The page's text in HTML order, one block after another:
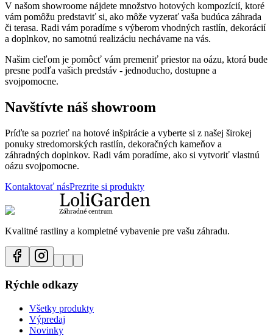
V našom showroome nájdete množstvo hotových kompozícií, ktoré
vám pomôžu predstaviť si, ako môže vyzerať vaša budúca záhrada
či terasa. Radi vám poradíme s výberom vhodných rastlín, dekorácií
a doplnkov, no samotnú realizáciu nechávame na vás.
Našim cieľom je pomôcť vám premeniť priestor na oázu, ktorá bude
presne podľa vašich predstáv - jednoducho, dostupne a
svojpomocne.
Navštívte náš showroom
Príďte sa pozrieť na hotové inšpirácie a vyberte si z našej širokej
ponuky stredomorských rastlín, dekoračných kameňov a
záhradných doplnkov. Radi vám poradíme, ako si vytvoriť vlastnú
oázu svojpomocne.
Kontaktovať násPrezrite si produkty
Kvalitné rastliny a kompletné vybavenie pre vašu záhradu.
Rýchle odkazy
Všetky produkty
Výpredaj
Novinky